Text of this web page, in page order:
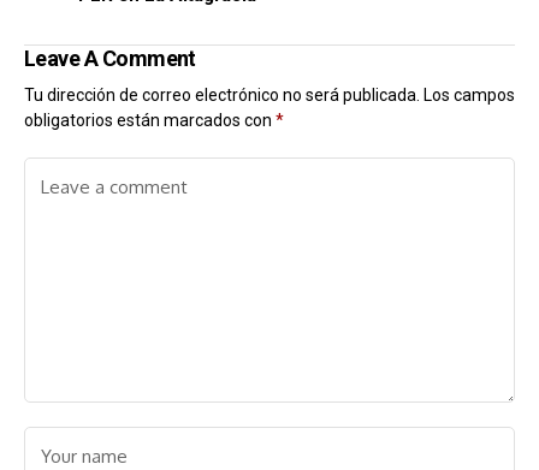
Leave A Comment
Tu dirección de correo electrónico no será publicada. Los campos
obligatorios están marcados con *